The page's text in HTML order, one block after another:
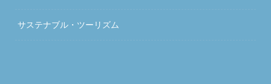
サステナブル・ツーリズム